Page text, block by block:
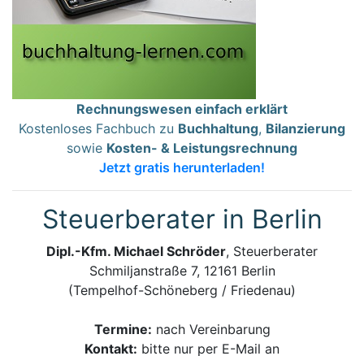
Rechnungswesen einfach erklärt
Kostenloses Fachbuch zu Buchhaltung, Bilanzierung
sowie Kosten- & Leistungsrechnung
Jetzt gratis herunterladen!
Steuerberater in Berlin
Dipl.-Kfm. Michael Schröder, Steuerberater
Schmiljanstraße 7, 12161 Berlin
(Tempelhof-Schöneberg / Friedenau)
Termine: nach Vereinbarung
Kontakt: bitte nur per E-Mail an